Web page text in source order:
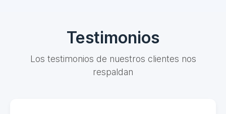
Testimonios
Los testimonios de nuestros clientes nos
respaldan